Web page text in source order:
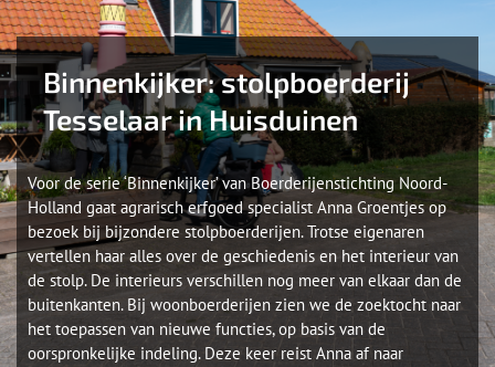
Binnenkijker: stolpboerderij
Tesselaar in Huisduinen
Voor de serie ‘Binnenkijker’ van Boerderijenstichting Noord-
Holland gaat agrarisch erfgoed specialist Anna Groentjes op
bezoek bij bijzondere stolpboerderijen. Trotse eigenaren
vertellen haar alles over de geschiedenis en het interieur van
de stolp. De interieurs verschillen nog meer van elkaar dan de
buitenkanten. Bij woonboerderijen zien we de zoektocht naar
het toepassen van nieuwe functies, op basis van de
oorspronkelijke indeling. Deze keer reist Anna af naar